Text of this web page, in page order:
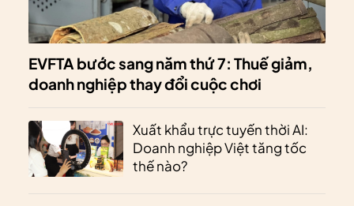
EVFTA bước sang năm thứ 7: Thuế giảm,
doanh nghiệp thay đổi cuộc chơi
Xuất khẩu trực tuyến thời AI:
Doanh nghiệp Việt tăng tốc
thế nào?